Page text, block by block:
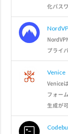
化パス
プライ
Venice
Venice
フォー
生成が